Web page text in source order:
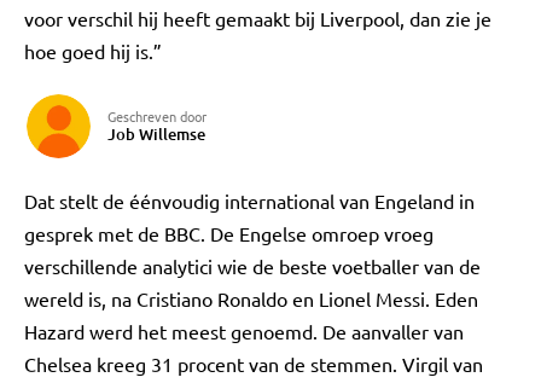
voor verschil hij heeft gemaakt bij Liverpool, dan zie je
hoe goed hij is.”
Geschreven door
Job Willemse
Dat stelt de éénvoudig international van Engeland in
gesprek met de BBC. De Engelse omroep vroeg
verschillende analytici wie de beste voetballer van de
wereld is, na Cristiano Ronaldo en Lionel Messi. Eden
Hazard werd het meest genoemd. De aanvaller van
Chelsea kreeg 31 procent van de stemmen. Virgil van